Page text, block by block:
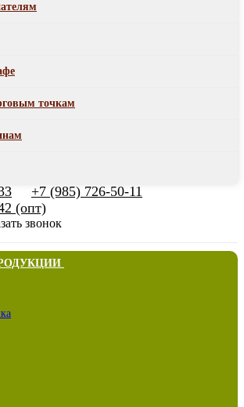
точкам
+7 (985) 726-50-11
(опт)
звонок